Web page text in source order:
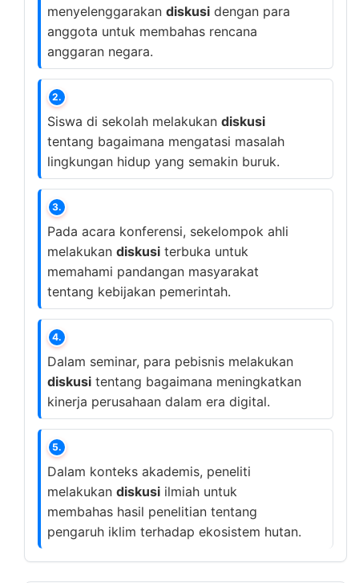
menyelenggarakan diskusi dengan para
anggota untuk membahas rencana
anggaran negara.
2.
Siswa di sekolah melakukan diskusi
tentang bagaimana mengatasi masalah
lingkungan hidup yang semakin buruk.
3.
Pada acara konferensi, sekelompok ahli
melakukan diskusi terbuka untuk
memahami pandangan masyarakat
tentang kebijakan pemerintah.
4.
Dalam seminar, para pebisnis melakukan
diskusi tentang bagaimana meningkatkan
kinerja perusahaan dalam era digital.
5.
Dalam konteks akademis, peneliti
melakukan diskusi ilmiah untuk
membahas hasil penelitian tentang
pengaruh iklim terhadap ekosistem hutan.